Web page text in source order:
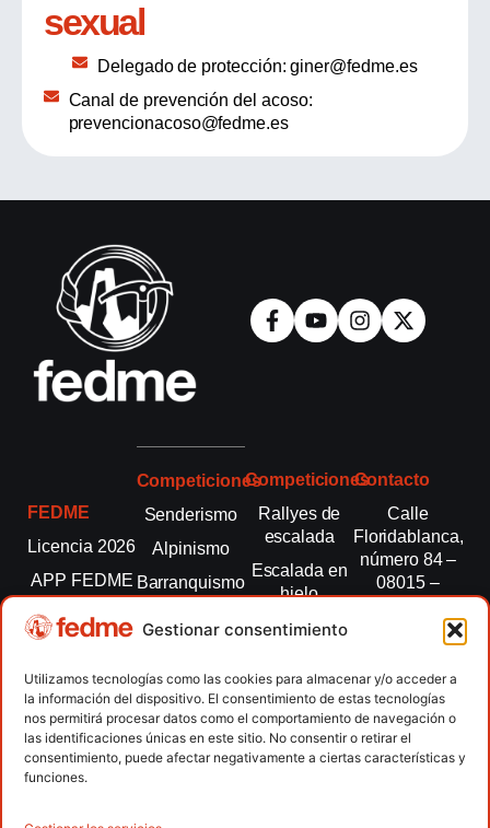
Gestionar consentimiento
Utilizamos tecnologías como las cookies para almacenar y/o acceder a
la información del dispositivo. El consentimiento de estas tecnologías
nos permitirá procesar datos como el comportamiento de navegación o
las identificaciones únicas en este sitio. No consentir o retirar el
consentimiento, puede afectar negativamente a ciertas características y
funciones.
sexual
Delegado de protección: giner@fedme.es
Canal de prevención del acoso:
prevencionacoso@fedme.es
FEDME
Licencia 2026
APP FEDME
Transparencia
autonómicas
Clubes
Contacto
Competiciones
Senderismo
Alpinismo
Barranquismo
montaña
Escalada
Escalada
paralimpica
Competiciones
Rallyes de
escalada
Escalada en
hielo
Esquí de
Marcha
Nórdica
Raquetas de
nieve
Contacto
Calle
Floridablanca,
número 84 –
08015 –
fedme@fedme.es
934 264 267